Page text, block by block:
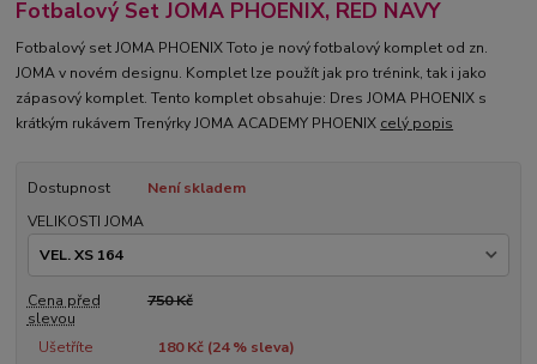
Fotbalový Set JOMA PHOENIX, RED NAVY
Fotbalový set JOMA PHOENIX Toto je nový fotbalový komplet od zn.
JOMA v novém designu. Komplet lze použít jak pro trénink, tak i jako
zápasový komplet. Tento komplet obsahuje: Dres JOMA PHOENIX s
krátkým rukávem Trenýrky JOMA ACADEMY PHOENIX celý popis
Dostupnost
Není skladem
VELIKOSTI JOMA
Cena před
slevou
750 Kč
Ušetříte 180 Kč (24% sleva)